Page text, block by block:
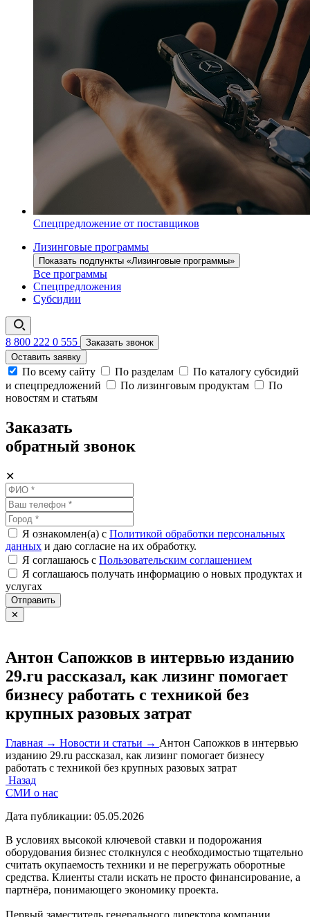
Спецпредложение от поставщиков
Лизинговые программы
Показать подпункты «Лизинговые программы»
Все программы
Спецпредложения
Субсидии
8 800 222 0 555
Заказать звонок
Оставить заявку
По всему сайту По разделам
По каталогу субсидий
и спецпредложений
По лизинговым продуктам
По
новостям и статьям
Заказать
обратный звонок
✕
Я ознакомлен(а) с Политикой обработки персональных
данных и даю согласие на их обработку.
Я соглашаюсь c Пользовательским соглашением
Я соглашаюсь получать информацию о новых продуктах и
услугах
Отправить
✕
Антон Сапожков в интервью изданию
29.ru рассказал, как лизинг помогает
бизнесу работать с техникой без
крупных разовых затрат
Главная → Новости и статьи → Антон Сапожков в интервью
изданию 29.ru рассказал, как лизинг помогает бизнесу
работать с техникой без крупных разовых затрат
Назад
СМИ о нас
Дата публикации: 05.05.2026
В условиях высокой ключевой ставки и подорожания
оборудования бизнес столкнулся с необходимостью тщательно
считать окупаемость техники и не перегружать оборотные
средства. Клиенты стали искать не просто финансирование, а
партнёра, понимающего экономику проекта.
Первый заместитель генерального директора компании